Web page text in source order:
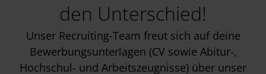
den Unterschied!
Unser Recruiting-Team freut sich auf deine
Bewerbungsunterlagen (CV sowie Abitur-,
Hochschul- und Arbeitszeugnisse) über unser